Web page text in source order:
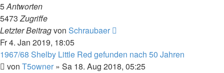
5Antworten
5473Zugriffe
Letzter Beitragvon Schraubaer
Fr 4. Jan 2019, 18:05
1967/68 Shelby Little Red gefunden nach 50 Jahren
von T5owner » Sa 18. Aug 2018, 05:25